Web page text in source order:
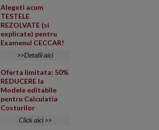
Alegeti acum
TESTELE
REZOLVATE (si
explicate) pentru
Examenul CECCAR!
>>Detalii aici
Oferta limitata: 50%
REDUCERE la
Modele editabile
pentru Calculatia
Costurilor
Click aici >>